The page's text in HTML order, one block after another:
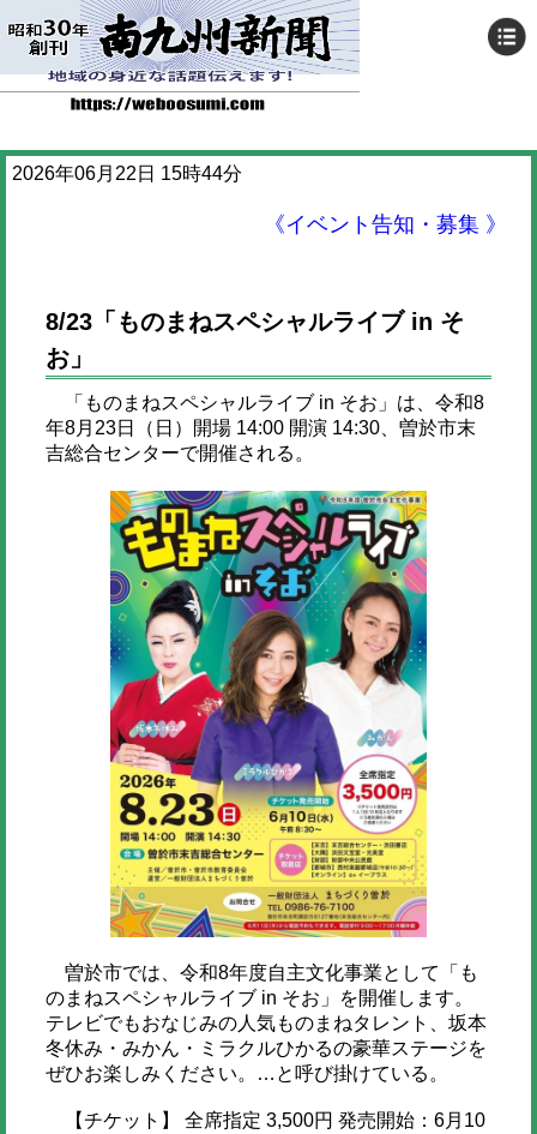
2026年06月22日 15時44分
《イベント告知・募集 》
8/23「ものまねスペシャルライブ in そ
お」
「ものまねスペシャルライブ in そお」は、令和8
年8月23日（日）開場 14:00 開演 14:30、曽於市末
吉総合センターで開催される。
曽於市では、令和8年度自主文化事業として「も
のまねスペシャルライブ in そお」を開催します。
テレビでもおなじみの人気ものまねタレント、坂本
冬休み・みかん・ミラクルひかるの豪華ステージを
ぜひお楽しみください。…と呼び掛けている。
【チケット】 全席指定 3,500円 発売開始：6月10